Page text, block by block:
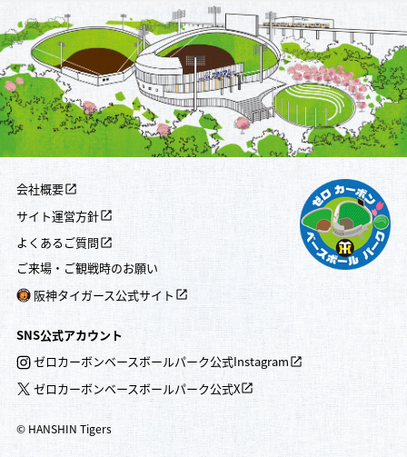
会社概要
サイト運営方針
よくあるご質問
ご来場・ご観戦時のお願い
阪神タイガース公式サイト
SNS公式アカウント
ゼロカーボンベースボールパーク公式Instagram
ゼロカーボンベースボールパーク公式X
© HANSHIN Tigers